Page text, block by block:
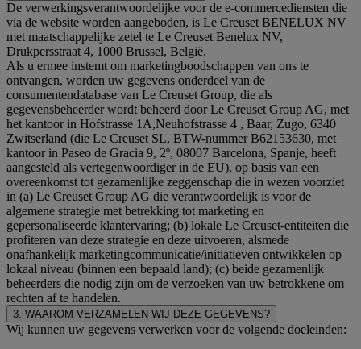
De verwerkingsverantwoordelijke voor de e-commercediensten die
via de website worden aangeboden, is Le Creuset BENELUX NV
met maatschappelijke zetel te Le Creuset Benelux NV,
Drukpersstraat 4, 1000 Brussel, België.
Als u ermee instemt om marketingboodschappen van ons te
ontvangen, worden uw gegevens onderdeel van de
consumentendatabase van Le Creuset Group, die als
gegevensbeheerder wordt beheerd door Le Creuset Group AG, met
het kantoor in Hofstrasse 1A,Neuhofstrasse 4 , Baar, Zugo, 6340
Zwitserland (die Le Creuset SL, BTW-nummer B62153630, met
kantoor in Paseo de Gracia 9, 2º, 08007 Barcelona, Spanje, heeft
aangesteld als vertegenwoordiger in de EU), op basis van een
overeenkomst tot gezamenlijke zeggenschap die in wezen voorziet
in (a) Le Creuset Group AG die verantwoordelijk is voor de
algemene strategie met betrekking tot marketing en
gepersonaliseerde klantervaring; (b) lokale Le Creuset-entiteiten die
profiteren van deze strategie en deze uitvoeren, alsmede
onafhankelijk marketingcommunicatie/initiatieven ontwikkelen op
lokaal niveau (binnen een bepaald land); (c) beide gezamenlijk
beheerders die nodig zijn om de verzoeken van uw betrokkene om
rechten af te handelen.
3. WAAROM VERZAMELEN WIJ DEZE GEGEVENS?
Wij kunnen uw gegevens verwerken voor de volgende doeleinden: